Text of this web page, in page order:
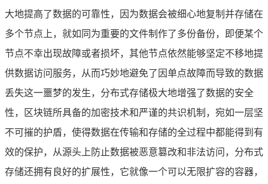
大地提高了数据的可靠性，因为数据会被细心地复制并存储在
多个节点上，就如同为重要的文件制作了多份备份，即便某个
节点不幸出现故障或者损坏，其他节点依然能够坚定不移地提
供数据访问服务，从而巧妙地避免了因单点故障而导致的数据
丢失这一噩梦的发生，分布式存储极大地增强了数据的安全
性，区块链所具备的加密技术和严谨的共识机制，宛如一层坚
不可摧的护盾，使得数据在传输和存储的全过程中都能得到有
效的保护，从源头上防止数据被恶意篡改和非法访问，分布式
存储还拥有良好的扩展性，它就像一个可以无限扩容的容器，